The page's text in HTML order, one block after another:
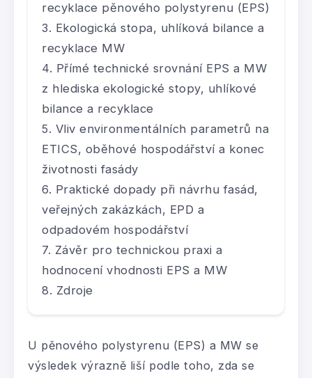
recyklace pěnového polystyrenu (EPS)
Ekologická stopa, uhlíková bilance a
recyklace MW
Přímé technické srovnání EPS a MW
z hlediska ekologické stopy, uhlíkové
bilance a recyklace
Vliv environmentálních parametrů na
ETICS, oběhové hospodářství a konec
životnosti fasády
Praktické dopady při návrhu fasád,
veřejných zakázkách, EPD a
odpadovém hospodářství
Závěr pro technickou praxi a
hodnocení vhodnosti EPS a MW
Zdroje
U pěnového polystyrenu (EPS) a MW se
výsledek výrazně liší podle toho, zda se